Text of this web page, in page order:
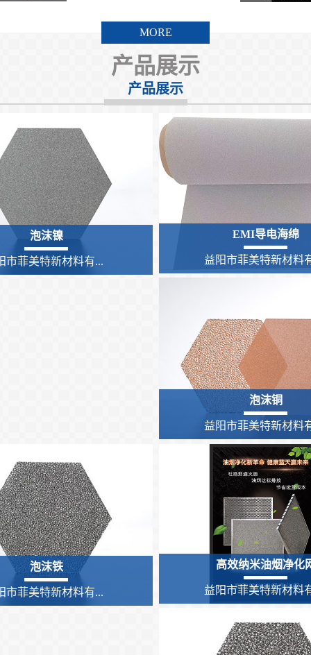
MORE
产品展示
产品展示
泡沫镍
市菲美特新材料有...
EMI导电海绵
益阳市菲美特新材料
泡沫铜
益阳市菲美特新材料
泡沫铁
市菲美特新材料有...
高效纳米油烟净化
益阳市菲美特新材料